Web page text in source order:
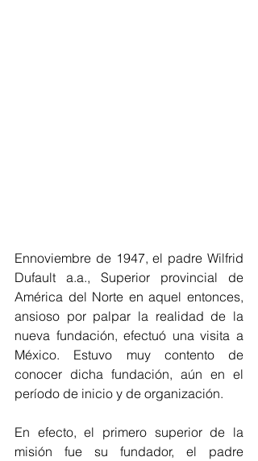
Ennoviembre de 1947, el padre Wilfrid
Dufault a.a., Superior provincial de
América del Norte en aquel entonces,
ansioso por palpar la realidad de la
nueva fundación, efectuó una visita a
México. Estuvo muy contento de
conocer dicha fundación, aún en el
período de inicio y de organización.
En efecto, el primero superior de la
misión fue su fundador, el padre